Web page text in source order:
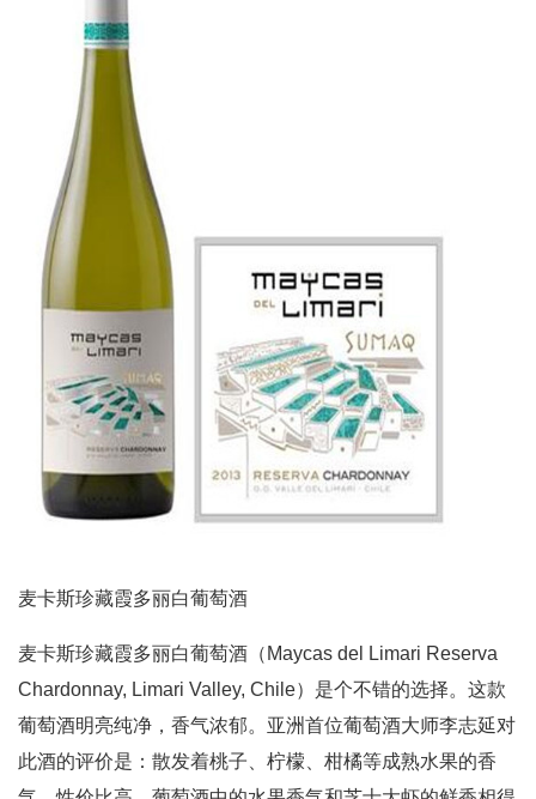
麦卡斯珍藏霞多丽白葡萄酒
麦卡斯珍藏霞多丽白葡萄酒（Maycas del Limari Reserva
Chardonnay, Limari Valley, Chile）是个不错的选择。这款
葡萄酒明亮纯净，香气浓郁。亚洲首位葡萄酒大师李志延对
此酒的评价是：散发着桃子、柠檬、柑橘等成熟水果的香